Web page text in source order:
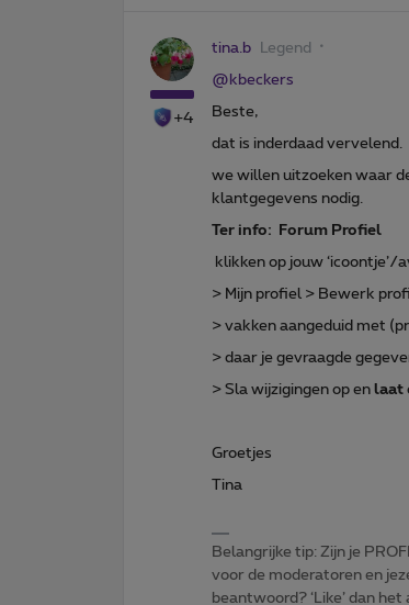
+4
tina.b Legend
@kbeckers
Beste,
dat is inderdaad vervelend.
we willen uitzoeken waar
klantgegevens nodig.
Ter info: Forum Profiel
klikken op jouw ‘icoontje’/
> Mijn profiel > Bewerk
> vakken aangeduid met
> daar je gevraagde
> Sla wijzigingen op en laat
Groetjes
Tina
Belangrijke tip: Zijn je
voor de moderatoren en
beantwoord? ‘Like’ dan